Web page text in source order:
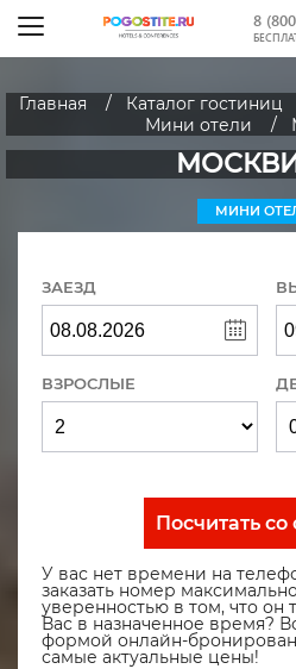
8
Главная Каталог гостиниц
Мини отели
МИНИ
ЗАЕЗД
ВЗРОСЛЫЕ
Посчитать со
У вас нет времени на
заказать номер
уверенностью в том, что он
Вас в назначенное время?
формой онлайн-
самые актуальные цены!